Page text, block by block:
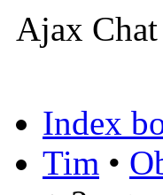
Ajax
Index
Tim •